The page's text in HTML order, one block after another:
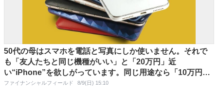
50代の母はスマホを電話と写真にしか使いません。それで
も「友人たちと同じ機種がいい」と「20万円」近
い“iPhone”を欲しがっています。同じ用途なら「10万円以
下」の“Android”でも十分でしょうか？
ファイナンシャルフィールド 8/9(日) 15:10